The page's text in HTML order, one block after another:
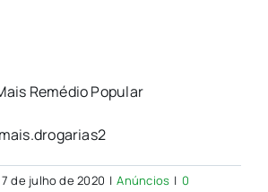
Remédio Popular
7 de julho de 2020 | Anúncios | 0